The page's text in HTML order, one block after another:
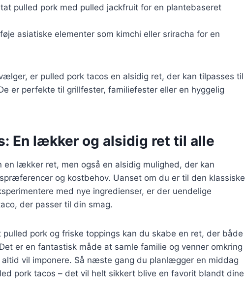
pulled pork med pulled jackfruit for en plantebaseret
asiatiske elementer som kimchi eller sriracha for en
er pulled pork tacos en alsidig ret, der kan tilpasses til
er perfekte til grillfester, familiefester eller en hyggelig
En lækker og alsidig ret til alle
en lækker ret, men også en alsidig mulighed, der kan
og kostbehov. Uanset om du er til den klassiske
med nye ingredienser, er der uendelige
der passer til din smag.
pork og friske toppings kan du skabe en ret, der både
er en fantastisk måde at samle familie og venner omkring
vil imponere. Så næste gang du planlægger en middag
pork tacos – det vil helt sikkert blive en favorit blandt dine